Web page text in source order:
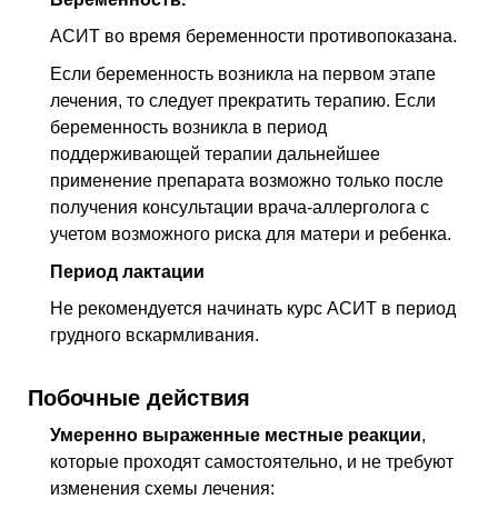
АСИТ во время беременности противопоказана.
Если беременность возникла на первом этапе
лечения, то следует прекратить терапию. Если
беременность возникла в период
поддерживающей терапии дальнейшее
применение препарата возможно только после
получения консультации врача-аллерголога с
учетом возможного риска для матери и ребенка.
Период лактации
Не рекомендуется начинать курс АСИТ в период
грудного вскармливания.
Побочные действия
Умеренно выраженные местные реакции,
которые проходят самостоятельно, и не требуют
изменения схемы лечения: